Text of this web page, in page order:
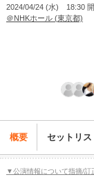
2024/04/24 (水) 18:30
＠NHKホール (東京都)
概要 セットリス
▼公演情報について指摘/訂